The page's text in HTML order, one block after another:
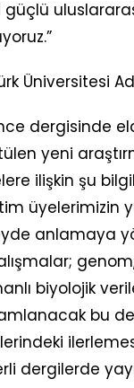
güçlü
Üniversitesi
dergisinde
yeni
ilişkin şu
üyelerimizin
anlamaya
biyolojik
bu
dergilerde